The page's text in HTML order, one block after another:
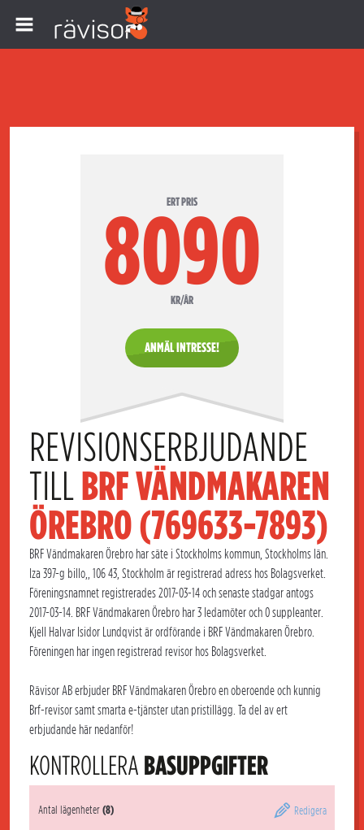
ERT PRIS
8090
KR/ÅR
ANMÄL INTRESSE!
REVISIONSERBJUDANDE
TILL BRF VÄNDMAKAREN
ÖREBRO (769633-7893)
BRF Vändmakaren Örebro har säte i Stockholms kommun, Stockholms län.
Iza 397-g billo,, 106 43, Stockholm är registrerad adress hos Bolagsverket.
Föreningsnamnet registrerades 2017-03-14 och senaste stadgar antogs
2017-03-14. BRF Vändmakaren Örebro har 3 ledamöter och 0 suppleanter.
Kjell Halvar Isidor Lundqvist är ordförande i BRF Vändmakaren Örebro.
Föreningen har ingen registrerad revisor hos Bolagsverket.
Rävisor AB erbjuder BRF Vändmakaren Örebro en oberoende och kunnig
Brf-revisor samt smarta e-tjänster utan pristillägg. Ta del av ert
erbjudande här nedanför!
KONTROLLERA BASUPPGIFTER
Antal lägenheter(8) Redigera